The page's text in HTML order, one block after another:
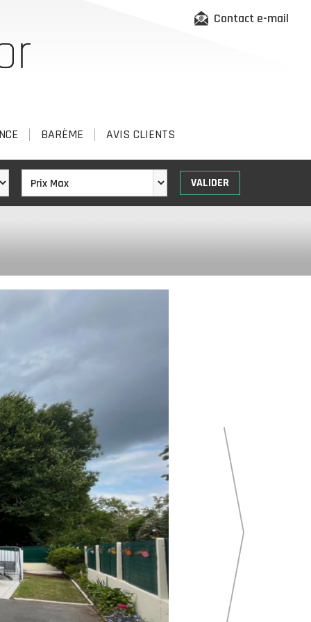
Contact e-mail
BARÈME AVIS CLIENTS